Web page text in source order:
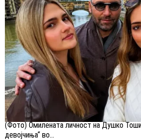
(Фото) Омилената личност на Душко
девојчиња“ во...